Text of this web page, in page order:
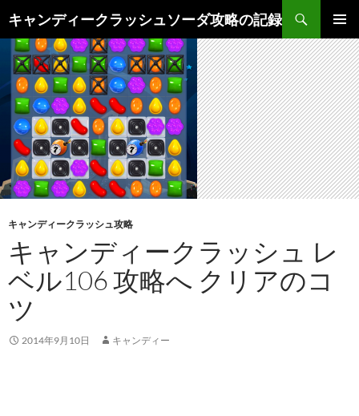
キャンディークラッシュソーダ攻略の記録
索
メインメ
ニュー
ン
テ
ン
ツ
へ
ス
キ
ッ
プ
キャンディークラッシュ攻略
キャンディークラッシュ レ
ベル106 攻略へ クリアのコ
ツ
2014年9月10日 キャンディー